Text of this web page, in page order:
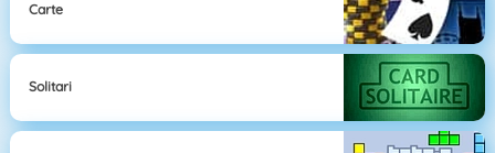
Carte
Solitari